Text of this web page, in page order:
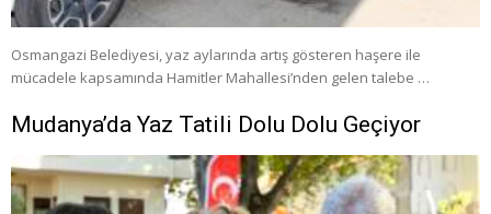
Osmangazi Belediyesi, yaz aylarında artış gösteren haşere ile
mücadele kapsamında Hamitler Mahallesi’nden gelen talebe …
Mudanya’da Yaz Tatili Dolu Dolu Geçiyor